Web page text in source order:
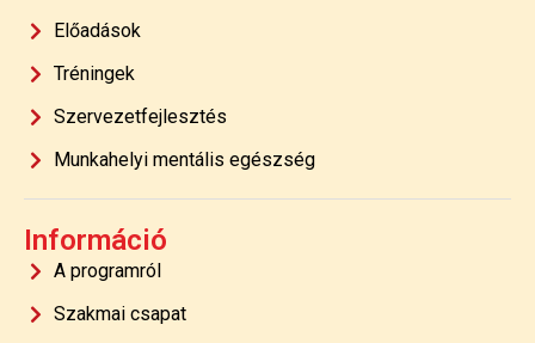
Előadások
Tréningek
Szervezetfejlesztés
Munkahelyi mentális egészség
Információ
A programról
Szakmai csapat